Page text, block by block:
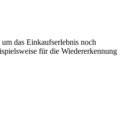
das Einkaufserlebnis noch
für die Wiedererkennung